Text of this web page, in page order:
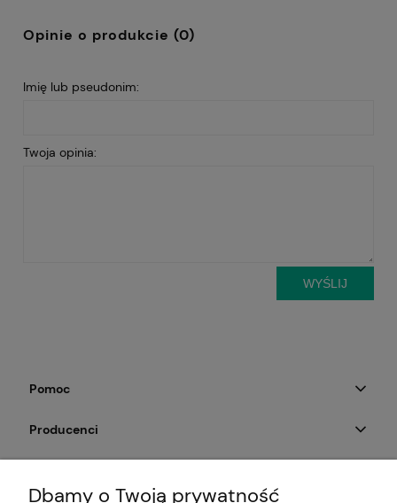
Opinie o produkcie (0)
Imię lub pseudonim:
Twoja opinia:
WYŚLIJ
Pomoc
Producenci
Dbamy o Twoją prywatność